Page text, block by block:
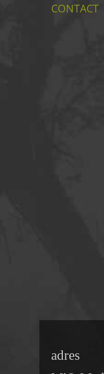
CONTACT
adres